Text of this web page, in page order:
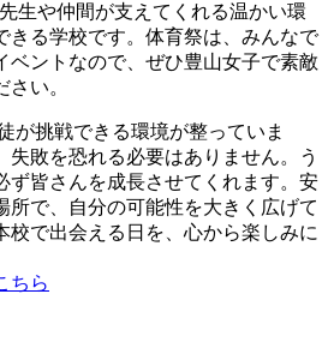
生や仲間が支えてくれる温かい環
きる学校です。体育祭は、みんなで
ベントなので、ぜひ豊山女子で素敵
い。
が挑戦できる環境が整っていま
失敗を恐れる必要はありません。う
ず皆さんを成長させてくれます。安
所で、自分の可能性を大きく広げて
校で出会える日を、心から楽しみに
ちら